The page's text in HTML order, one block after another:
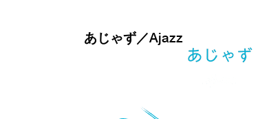
あじゃず／Ajazz